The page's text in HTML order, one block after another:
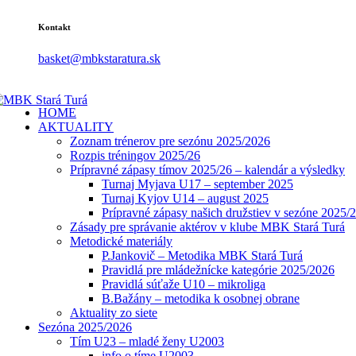
Kontakt
basket@mbkstaratura.sk
HOME
AKTUALITY
Zoznam trénerov pre sezónu 2025/2026
Rozpis tréningov 2025/26
Prípravné zápasy tímov 2025/26 – kalendár a výsledky
Turnaj Myjava U17 – september 2025
Turnaj Kyjov U14 – august 2025
Prípravné zápasy našich družstiev v sezóne 2025/
Zásady pre správanie aktérov v klube MBK Stará Turá
Metodické materiály
P.Jankovič – Metodika MBK Stará Turá
Pravidlá pre mládežnícke kategórie 2025/2026
Pravidlá súťaže U10 – mikroliga
B.Bažány – metodika k osobnej obrane
Aktuality zo siete
Sezóna 2025/2026
Tím U23 – mladé ženy U2003